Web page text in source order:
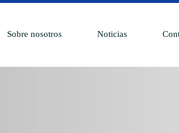
Sobre nosotros Noticias